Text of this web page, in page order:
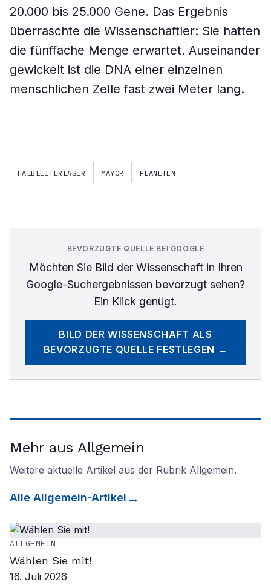
20.000 bis 25.000 Gene. Das Ergebnis
überraschte die Wissenschaftler: Sie hatten
die fünffache Menge erwartet. Auseinander
gewickelt ist die DNA einer einzelnen
menschlichen Zelle fast zwei Meter lang.
HALBLEITERLASER MAYOR PLANETEN
BEVORZUGTE QUELLE BEI GOOGLE
Möchten Sie Bild der Wissenschaftin Ihren
Google-Suchergebnissen bevorzugt sehen?
Ein Klick genügt.
BILD DER WISSENSCHAFT ALS
BEVORZUGTE QUELLE FESTLEGEN →
Mehr aus Allgemein
Weitere aktuelle Artikel aus der Rubrik Allgemein.
Alle Allgemein-Artikel
ALLGEMEIN
Wählen Sie mit!
16. Juli 2026